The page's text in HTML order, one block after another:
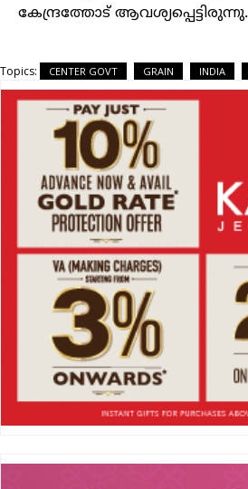
കേന്ദ്രത്തോട് ആവശ്യപ്പെട്ടിരുന്നു.
Topics: CENTER GOVT GRAIN INDIA